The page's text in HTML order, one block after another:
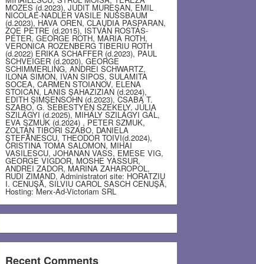
MOZES (d.2023), JUDIT MUREŞAN, EMIL
NICOLAE-NADLER VASILE NUSSBAUM
(d.2023), HAVA OREN, CLAUDIA PASPARAN,
ZOE PETRE (d.2015), ISTVÁN ROSTÁS-
PÉTER, GEORGE ROTH, MARIA ROTH,
VERONICA ROZENBERG TIBERIU ROTH
(d.2022) ERIKA SCHAFFER (d.2023), PAUL
SCHVEIGER (d.2020), GEORGE
SCHIMMERLING, ANDREI SCHWARTZ,
ILONA SIMON, IVAN SIPOS, SULAMITA
SOCEA, CARMEN STOIANOV, ELENA
STOICAN, LANIS ŞAHAZIZIAN (d.2024),
EDITH ŞIMŞENSOHN (d.2023), CSABA T.
SZABO, G. SEBESTYEN SZEKELY, JÚLIA
SZILÁGYI (d.2025), MIHÁLY SZILÁGYI GÁL,
EVA SZMUK (d.2024) , PETER SZMUK,
ZOLTÁN TIBORI SZABO, DANIELA
ŞTEFĂNESCU, THEODOR TOIVI(d.2024),
CRISTINA TOMA SALOMON, MIHAI
VASILESCU, JOHANAN VASS, EMESE VIG,
GEORGE VIGDOR, MOSHE YASSUR,
ANDREI ZADOR, MARINA ZAHAROPOL,
RUDI ZIMAND, Administratori site: HORATZIU
I. CENUŞĂ, SILVIU CAROL SASCH CENUŞĂ,
Hosting: Merx-Ad-Victoriam SRL
Recent Comments